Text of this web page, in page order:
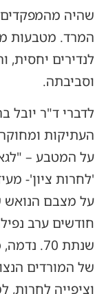
שהיה
המרד. מטבעות
לנדירים יחסית,
וסביבתה.
לדברי ד"ר יובל
על המטבע –
'לחרות ציון'-
על מצבם הנואש
חודשים ערב
שנתת
של המורדים
וציפייה לחרות,